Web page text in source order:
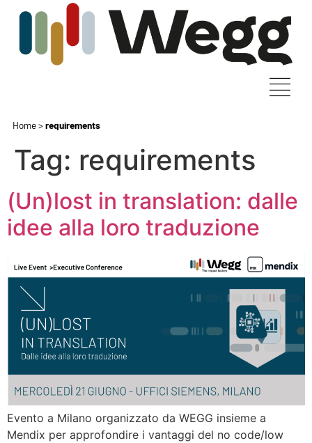
Home>requirements
Tag: requirements
(Un)lost in translation: dalle
idee alla loro traduzione
Evento a Milano organizzato da WEGG insieme a
Mendix per approfondire i vantaggi del no code/low